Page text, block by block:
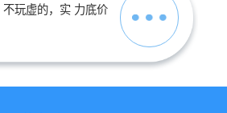
玩虚的，实 力底价